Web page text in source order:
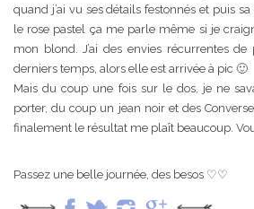
quand j’ai vu ses détails festonnés et puis
le rose pastel ça me parle même si je
mon blond. J’ai des envies récurrentes
derniers temps, alors elle est arrivée à pic 🙂
Mais du coup une fois sur le dos, je ne
porter, du coup un jean noir et des
finalement le résultat me plaît beaucoup.
Passez une belle journée, des besos ♡♡